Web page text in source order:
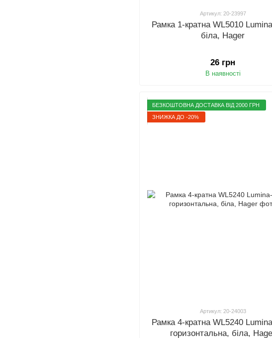
Артикул: 20-23997
Рамка 1-кратна WL5010
біла, Hager
26 грн
В наявності
БЕЗКОШТОВНА ДОСТАВКА ВІД 2000 ГРН
ЗНИЖКА ДО -20%
Артикул: 20-24003
Рамка 4-кратна WL5240
горизонтальна, біла,